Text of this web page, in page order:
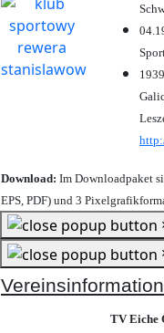
Download: Im Downloadpaket
EPS, PDF) und 3
TV Eiche